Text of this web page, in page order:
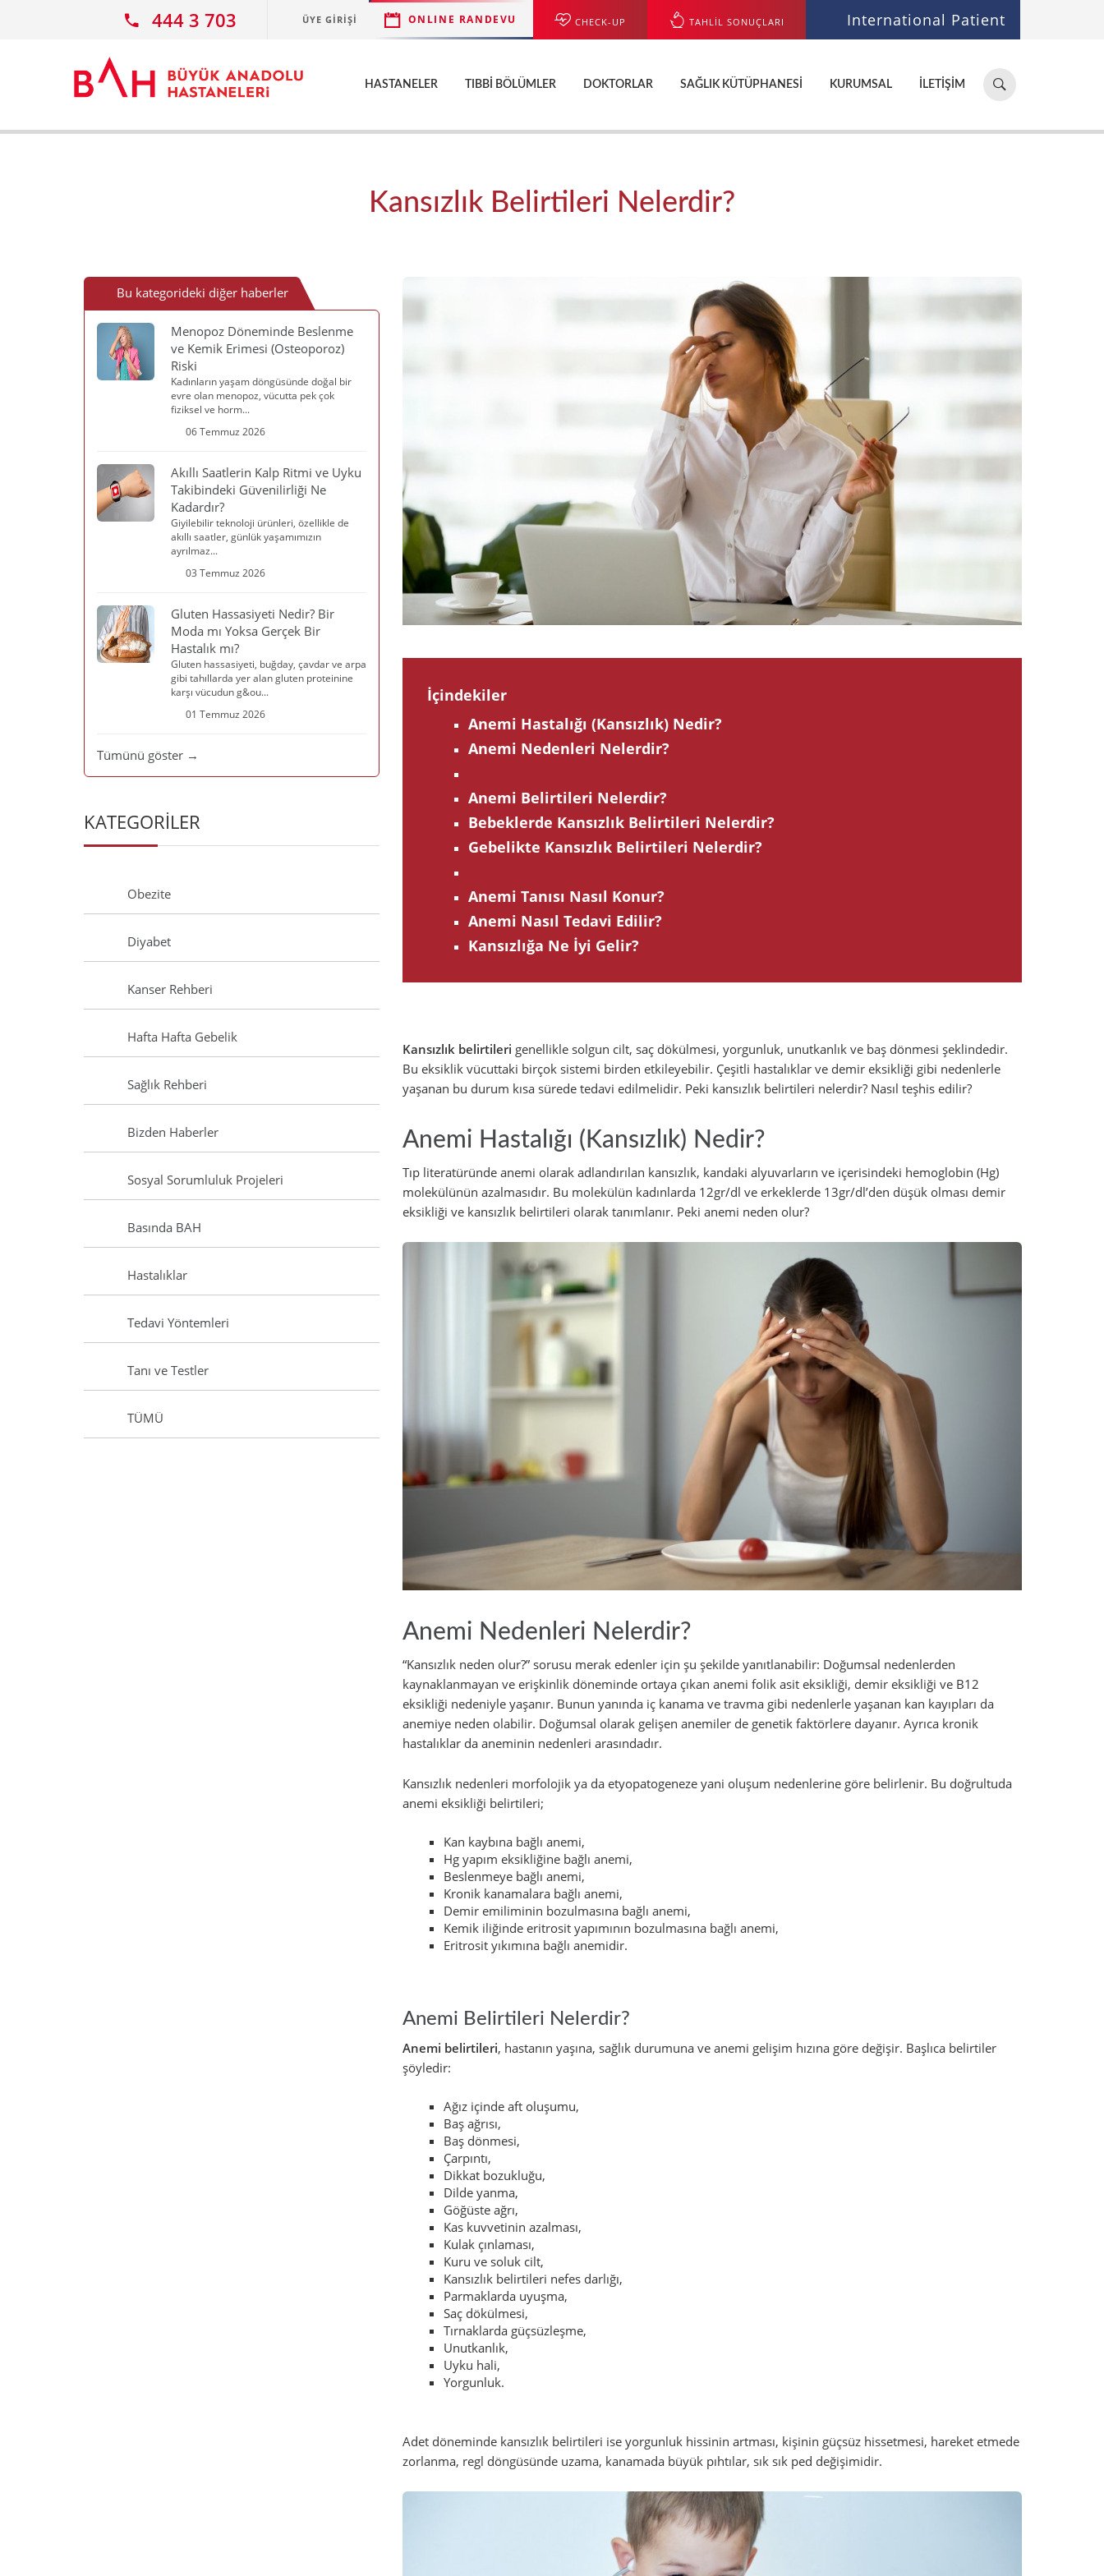
444 3 703 ÜYE GIRIŞI ONLINE RANDEVU CHECK-UP TAHLİL SONUÇLARI International Patient
Hastane,
doktor,
ara...
HASTANELER TIBBI BÖLÜMLER DOKTORLAR SAĞLIK KÜTÜPHANESI KURUMSAL İLETIŞIM
Kansızlık Belirtileri Nelerdir?
İçindekiler
Anemi Hastalığı (Kansızlık) Nedir?
Anemi Nedenleri Nelerdir?
Anemi Belirtileri Nelerdir?
Bebeklerde Kansızlık Belirtileri Nelerdir?
Gebelikte Kansızlık Belirtileri Nelerdir?
Anemi Tanısı Nasıl Konur?
Anemi Nasıl Tedavi Edilir?
Kansızlığa Ne İyi Gelir?
Kansızlık belirtileri genellikle solgun cilt, saç dökülmesi, yorgunluk, unutkanlık ve baş dönmesi şeklindedir.
Bu eksiklik vücuttaki birçok sistemi birden etkileyebilir. Çeşitli hastalıklar ve demir eksikliği gibi nedenlerle
yaşanan bu durum kısa sürede tedavi edilmelidir. Peki kansızlık belirtileri nelerdir? Nasıl teşhis edilir?
Anemi Hastalığı (Kansızlık) Nedir?
Tıp literatüründe anemi olarak adlandırılan kansızlık, kandaki alyuvarların ve içerisindeki hemoglobin (Hg)
molekülünün azalmasıdır. Bu molekülün kadınlarda 12gr/dl ve erkeklerde 13gr/dl’den düşük olması demir
eksikliği ve kansızlık belirtileri olarak tanımlanır. Peki anemi neden olur?
Anemi Nedenleri Nelerdir?
“Kansızlık neden olur?” sorusu merak edenler için şu şekilde yanıtlanabilir: Doğumsal nedenlerden
kaynaklanmayan ve erişkinlik döneminde ortaya çıkan anemi folik asit eksikliği, demir eksikliği ve B12
eksikliği nedeniyle yaşanır. Bunun yanında iç kanama ve travma gibi nedenlerle yaşanan kan kayıpları da
anemiye neden olabilir. Doğumsal olarak gelişen anemiler de genetik faktörlere dayanır. Ayrıca kronik
hastalıklar da aneminin nedenleri arasındadır.
Kansızlık nedenleri morfolojik ya da etyopatogeneze yani oluşum nedenlerine göre belirlenir. Bu doğrultuda
anemi eksikliği belirtileri;
Kan kaybına bağlı anemi,
Hg yapım eksikliğine bağlı anemi,
Beslenmeye bağlı anemi,
Kronik kanamalara bağlı anemi,
Demir emiliminin bozulmasına bağlı anemi,
Kemik iliğinde eritrosit yapımının bozulmasına bağlı anemi,
Eritrosit yıkımına bağlı anemidir.
Anemi Belirtileri Nelerdir?
Anemi belirtileri, hastanın yaşına, sağlık durumuna ve anemi gelişim hızına göre değişir. Başlıca belirtiler
şöyledir:
Ağız içinde aft oluşumu,
Baş ağrısı,
Baş dönmesi,
Çarpıntı,
Dikkat bozukluğu,
Dilde yanma,
Göğüste ağrı,
Kas kuvvetinin azalması,
Kulak çınlaması,
Kuru ve soluk cilt,
Kansızlık belirtileri nefes darlığı,
Parmaklarda uyuşma,
Saç dökülmesi,
Tırnaklarda güçsüzleşme,
Unutkanlık,
Uyku hali,
Yorgunluk.
Adet döneminde kansızlık belirtileri ise yorgunluk hissinin artması, kişinin güçsüz hissetmesi, hareket etmede
zorlanma, regl döngüsünde uzama, kanamada büyük pıhtılar, sık sık ped değişimidir.
Bu kategorideki diğer haberler
Menopoz Döneminde Beslenme
ve Kemik Erimesi (Osteoporoz)
Riski
Kadınların yaşam döngüsünde doğal bir
evre olan menopoz, vücutta pek çok
fiziksel ve horm...
06 Temmuz 2026
Akıllı Saatlerin Kalp Ritmi ve Uyku
Takibindeki Güvenilirliği Ne
Kadardır?
Giyilebilir teknoloji ürünleri, özellikle de
akıllı saatler, günlük yaşamımızın
ayrılmaz...
03 Temmuz 2026
Gluten Hassasiyeti Nedir? Bir
Moda mı Yoksa Gerçek Bir
Hastalık mı?
Gluten hassasiyeti, buğday, çavdar ve arpa
gibi tahıllarda yer alan gluten proteinine
karşı vücudun g&ou...
01 Temmuz 2026
Tümünü göster →
KATEGORİLER
Obezite
Diyabet
Kanser Rehberi
Hafta Hafta Gebelik
Sağlık Rehberi
Bizden Haberler
Sosyal Sorumluluk Projeleri
Basında BAH
Hastalıklar
Tedavi Yöntemleri
Tanı ve Testler
TÜMÜ